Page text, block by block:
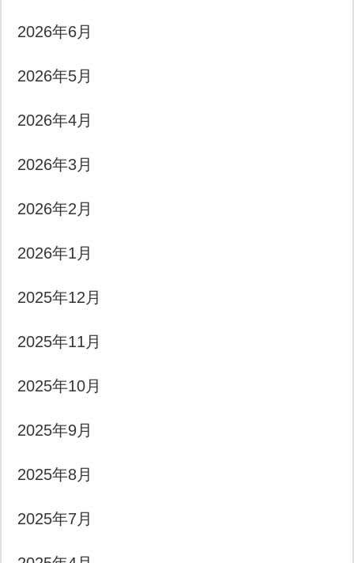
2026年6月
2026年5月
2026年4月
2026年3月
2026年2月
2026年1月
2025年12月
2025年11月
2025年10月
2025年9月
2025年8月
2025年7月